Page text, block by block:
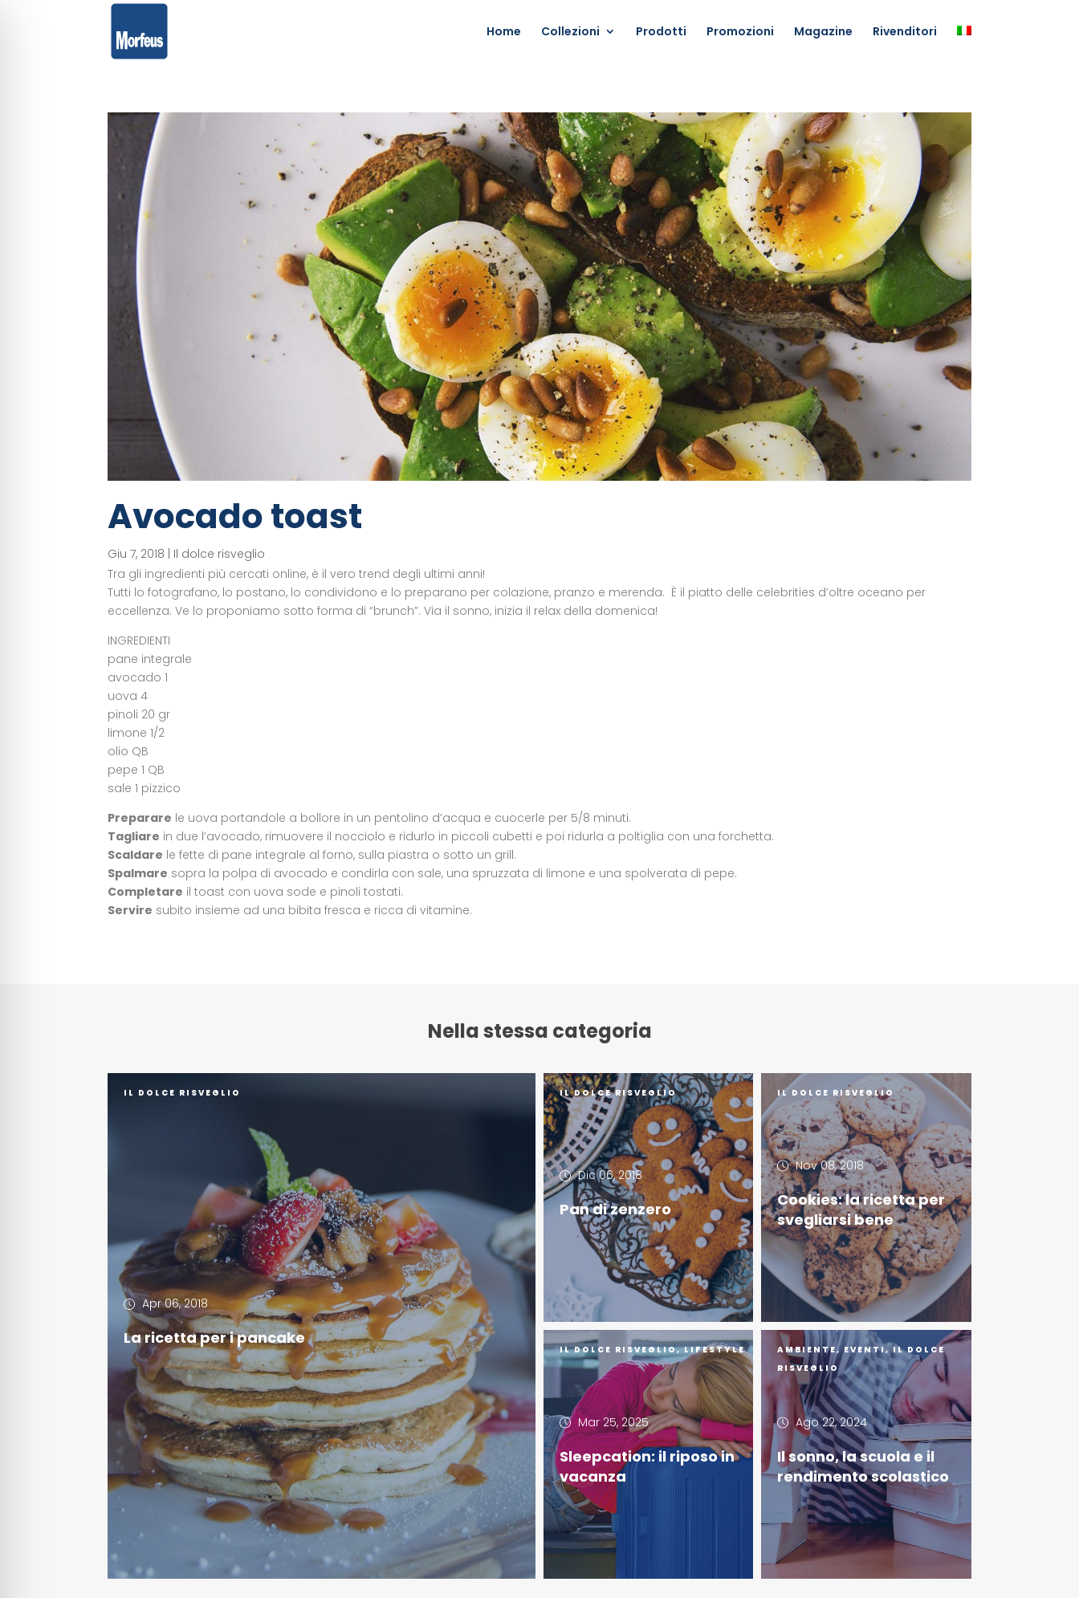
Home Collezioni Prodotti Promozioni Magazine Rivenditori
Avocado toast
Giu 7, 2018 | Il dolce risveglio
Tra gli ingredienti più cercati online, è il vero trend degli ultimi anni!
Tutti lo fotografano, lo postano, lo condividono e lo preparano per colazione, pranzo e merenda. È il piatto delle celebrities d’oltre oceano per
eccellenza. Ve lo proponiamo sotto forma di “brunch”. Via il sonno, inizia il relax della domenica!
INGREDIENTI
pane integrale
avocado 1
uova 4
pinoli 20 gr
limone 1/2
olio QB
pepe 1 QB
sale 1 pizzico
Preparare le uova portandole a bollore in un pentolino d’acqua e cuocerle per 5/8 minuti.
Tagliare in due l’avocado, rimuovere il nocciolo e ridurlo in piccoli cubetti e poi ridurla a poltiglia con una forchetta.
Scaldare le fette di pane integrale al forno, sulla piastra o sotto un grill.
Spalmare sopra la polpa di avocado e condirla con sale, una spruzzata di limone e una spolverata di pepe.
Completare il toast con uova sode e pinoli tostati.
Servire subito insieme ad una bibita fresca e ricca di vitamine.
Nella stessa categoria
IL DOLCE RISVEGLIO
Apr 06, 2018
La ricetta per i pancake
IL DOLCE RISVEGLIO
Dic 06, 2018
Pan di zenzero
IL DOLCE RISVEGLIO
Nov 08, 2018
Cookies: la ricetta per
svegliarsi bene
IL DOLCE RISVEGLIO,LIFESTYLE
Mar 25, 2025
Sleepcation: il riposo in
vacanza
AMBIENTE,EVENTI,IL DOLCE
RISVEGLIO
Ago 22, 2024
Il sonno, la scuola e il
rendimento scolastico